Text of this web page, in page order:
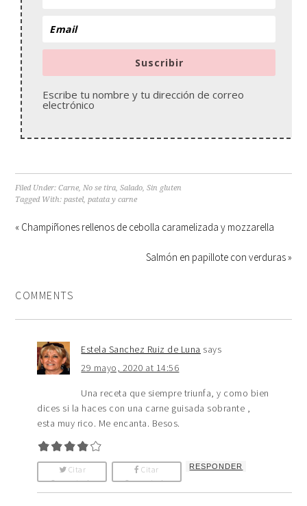
Suscribir
Escribe tu nombre y tu dirección de correo
electrónico
Filed Under:Carne,No se tira,Salado,Sin gluten
Tagged With:pastel,patata y carne
« Champiñones rellenos de cebolla caramelizada y mozzarella
Salmón en papillote con verduras »
COMMENTS
Estela Sanchez Ruiz de Luna says
29 mayo, 2020 at 14:56
Una receta que siempre triunfa, y como bien
dices si la haces con una carne guisada sobrante ,
esta muy rico. Me encanta. Besos.
Citar
Comentario
Citar
Comentario
RESPONDER